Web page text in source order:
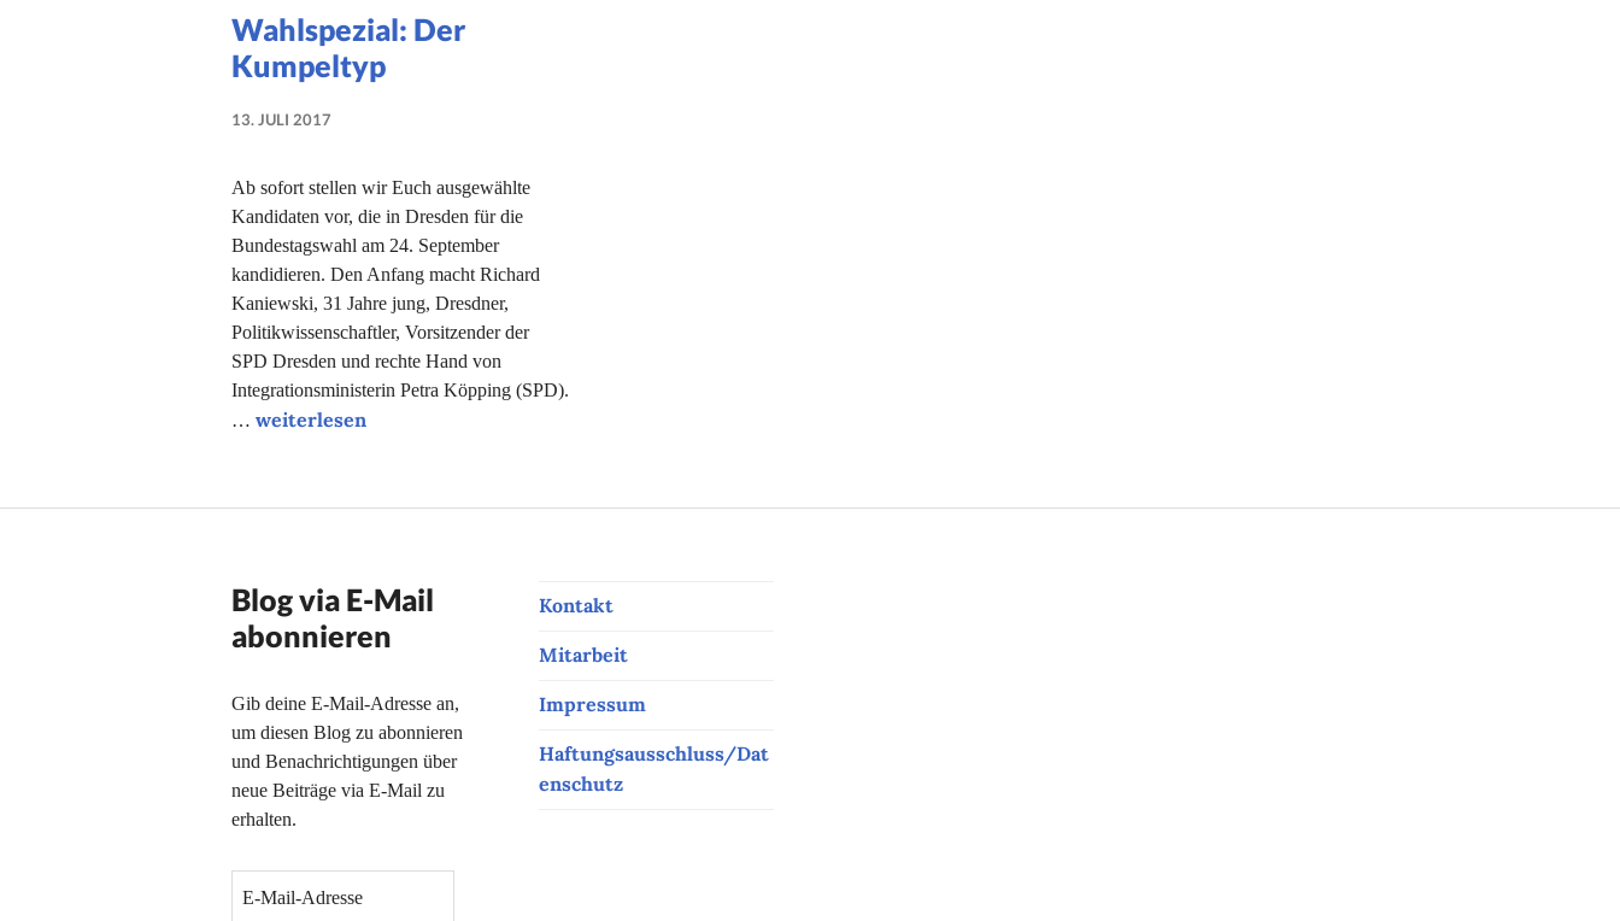
Wahlspezial: Der
Kumpeltyp
13. JULI 2017
Ab sofort stellen wir Euch ausgewählte
Kandidaten vor, die in Dresden für die
Bundestagswahl am 24. September
kandidieren. Den Anfang macht Richard
Kaniewski, 31 Jahre jung, Dresdner,
Politikwissenschaftler, Vorsitzender der
SPD Dresden und rechte Hand von
Integrationsministerin Petra Köpping (SPD).
… Wahlspezial: Der Kumpeltyp
weiterlesen
Blog via E-Mail
abonnieren
Gib deine E-Mail-Adresse an,
um diesen Blog zu abonnieren
und Benachrichtigungen über
neue Beiträge via E-Mail zu
erhalten.
Kontakt
Mitarbeit
Impressum
Haftungsausschluss/Dat
enschutz